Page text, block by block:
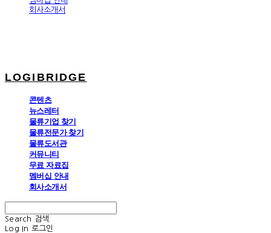
회사소개서
LOGIBRIDGE
콘텐츠
뉴스레터
물류기업 찾기
물류전문가 찾기
물류도서관
커뮤니티
무료 자료집
멤버십 안내
회사소개서
Search
검색
Log In 로그인